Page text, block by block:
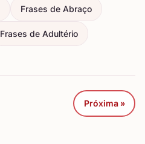
Frases de Abraço
Frases de Adultério
Próxima »